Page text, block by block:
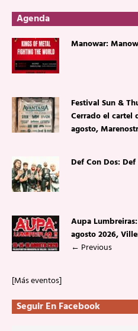
Agenda
Manowar:
Festival Sun &
Cerrado el cartel
agosto,
Def Con Dos:
Aupa
agosto 2026,
← Previous
[Más eventos]
Seguir En Facebook